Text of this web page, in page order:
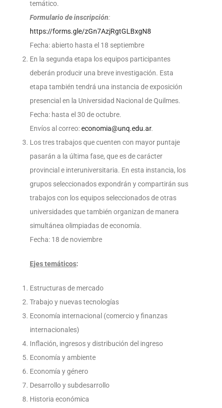
temático.
Formulario de inscripción:
https://forms.gle/zGn7AzjRgtGLBxgN8
Fecha: abierto hasta el 18 septiembre
En la segunda etapa los equipos participantes
deberán producir una breve investigación. Esta
etapa también tendrá una instancia de exposición
presencial en la Universidad Nacional de Quilmes.
Fecha: hasta el 30 de octubre.
Envíos al correo:economia@unq.edu.ar.
Los tres trabajos que cuenten con mayor puntaje
pasarán a la última fase, que es de carácter
provincial e interuniversitaria. En esta instancia, los
grupos seleccionados expondrán y compartirán sus
trabajos con los equipos seleccionados de otras
universidades que también organizan de manera
simultánea olimpiadas de economía.
Fecha: 18 de noviembre
Ejes temáticos:
Estructuras de mercado
Trabajo y nuevas tecnologías
Economía internacional (comercio y finanzas
internacionales)
Inflación, ingresos y distribución del ingreso
Economía y ambiente
Economía y género
Desarrollo y subdesarrollo
Historia económica